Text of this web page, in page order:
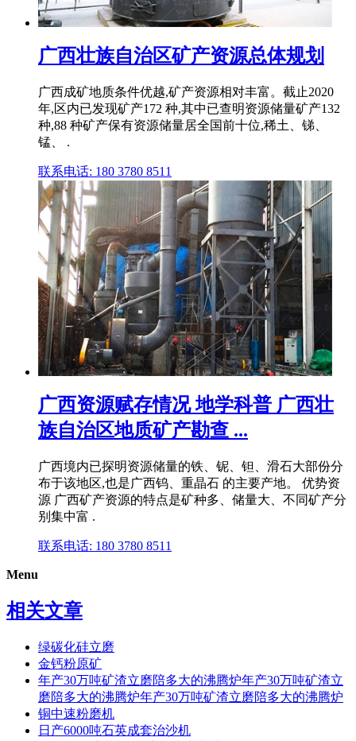
广西壮族自治区矿产资源总体规划
广西成矿地质条件优越,矿产资源相对丰富。截止2020
年,区内已发现矿产172 种,其中已查明资源储量矿产132
种,88 种矿产保有资源储量居全国前十位,稀土、锑、
锰、 .
联系电话: 180 3780 8511
广西资源赋存情况 地学科普 广西壮
族自治区地质矿产勘查 ...
广西境内已探明资源储量的铁、铌、钽、滑石大部份分
布于该地区,也是广西钨、重晶石 的主要产地。 优势资
源 广西矿产资源的特点是矿种多、储量大、不同矿产分
别集中富 .
联系电话: 180 3780 8511
Menu
相关文章
绿碳化硅立磨
金钙粉原矿
年产30万吨矿渣立磨陪多大的沸腾炉年产30万吨矿渣立
磨陪多大的沸腾炉年产30万吨矿渣立磨陪多大的沸腾炉
铜中速粉磨机
日产6000吨石英成套治沙机